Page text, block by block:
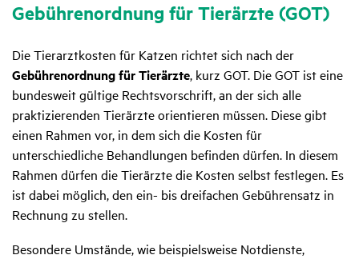
Gebüh­ren­ord­nung für Tier­ärzte (GOT)
Die Tierarztkosten für Katzen richtet sich nach der
Gebührenordnung für Tierärzte, kurz GOT. Die GOT ist eine
bundesweit gültige Rechtsvorschrift, an der sich alle
praktizierenden Tierärzte orientieren müssen. Diese gibt
einen Rahmen vor, in dem sich die Kosten für
unterschiedliche Behandlungen befinden dürfen. In diesem
Rahmen dürfen die Tierärzte die Kosten selbst festlegen. Es
ist dabei möglich, den ein- bis dreifachen Gebührensatz in
Rechnung zu stellen.
Besondere Umstände, wie beispielsweise Notdienste,